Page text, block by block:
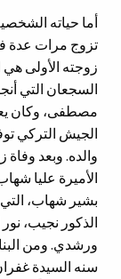
أما حياته
تزوج مرات عدة
زوجته الأولى
السجعان التي
مصطفى، وكان
الجيش التركي
والده. وبعد وفاة
الأميرة عليا
بشير شهاب،
الذكور نجيب، نور
ورشدي. ومن
سنه السيدة